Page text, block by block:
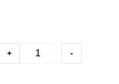
-
+